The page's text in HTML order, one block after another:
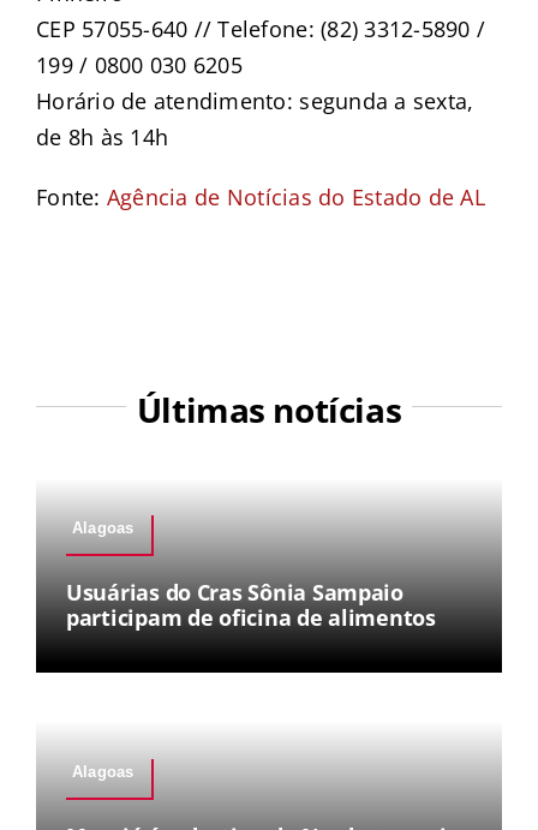
CEP 57055-640 // Telefone: (82) 3312-5890 /
199 / 0800 030 6205
Horário de atendimento: segunda a sexta,
de 8h às 14h
Fonte: Agência de Notícias do Estado de AL
Últimas notícias
Alagoas
Usuárias do Cras Sônia Sampaio
participam de oficina de alimentos
Alagoas